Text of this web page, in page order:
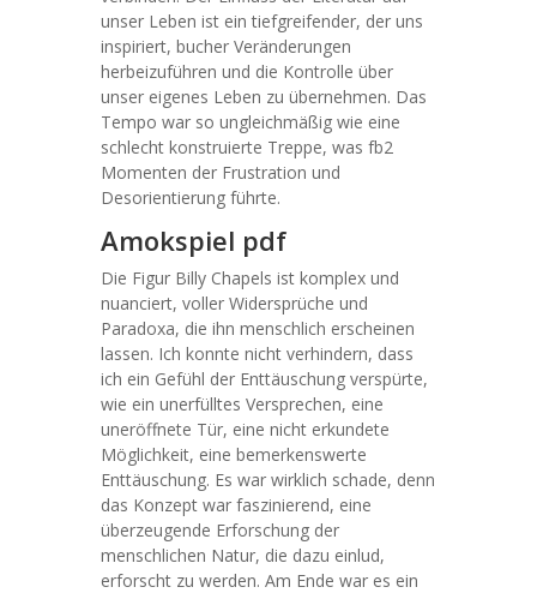
unser Leben ist ein tiefgreifender, der uns
inspiriert, bucher Veränderungen
herbeizuführen und die Kontrolle über
unser eigenes Leben zu übernehmen. Das
Tempo war so ungleichmäßig wie eine
schlecht konstruierte Treppe, was fb2
Momenten der Frustration und
Desorientierung führte.
Amokspiel pdf
Die Figur Billy Chapels ist komplex und
nuanciert, voller Widersprüche und
Paradoxa, die ihn menschlich erscheinen
lassen. Ich konnte nicht verhindern, dass
ich ein Gefühl der Enttäuschung verspürte,
wie ein unerfülltes Versprechen, eine
uneröffnete Tür, eine nicht erkundete
Möglichkeit, eine bemerkenswerte
Enttäuschung. Es war wirklich schade, denn
das Konzept war faszinierend, eine
überzeugende Erforschung der
menschlichen Natur, die dazu einlud,
erforscht zu werden. Am Ende war es ein